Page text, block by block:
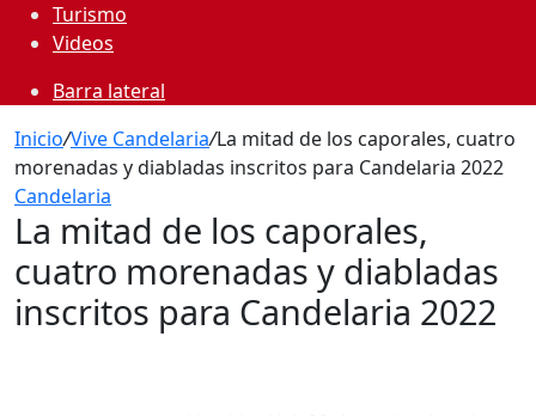
Turismo
Videos
Barra lateral
Inicio/Vive Candelaria/La mitad de los caporales, cuatro
morenadas y diabladas inscritos para Candelaria 2022
Candelaria
La mitad de los caporales,
cuatro morenadas y diabladas
inscritos para Candelaria 2022